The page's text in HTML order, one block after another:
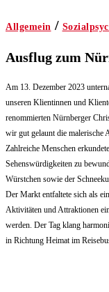
Allgemein /
Ausflug zum
Am 13. Dezember 2023
unseren Klientinnen und
renommierten Nürnberger
wir gut gelaunt die malerische
Zahlreiche Menschen
Sehenswürdigkeiten zu
Würstchen sowie der
Der Markt entfaltete sich als
Aktivitäten und Attraktionen
werden. Der Tag klang
in Richtung Heimat im